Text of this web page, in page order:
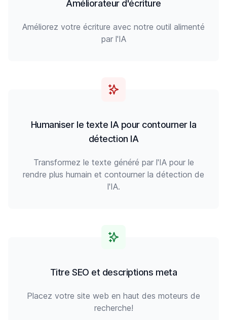
Améliorateur d'écriture
Améliorez votre écriture avec notre outil alimenté
par l'IA
Humaniser le texte IA pour contourner la
détection IA
Transformez le texte généré par l'IA pour le
rendre plus humain et contourner la détection de
l'IA.
Titre SEO et descriptions meta
Placez votre site web en haut des moteurs de
recherche!